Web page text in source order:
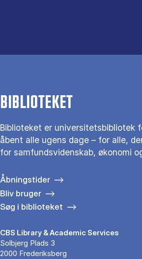
BIBLIOTEKET
Biblioteket er universitetsbibliotek
åbent alle ugens dage – for alle,
for samfundsvidenskab, økonomi
Åbningstider
Bliv bruger
Søg i biblioteket
CBS Library & Academic Services
Solbjerg Plads 3
2000 Frederiksberg